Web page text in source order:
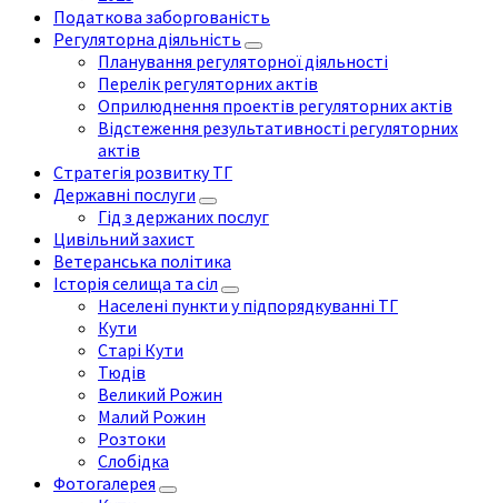
Податкова заборгованість
Регуляторна діяльність
Планування регуляторної діяльності
Перелік регуляторних актів
Оприлюднення проектів регуляторних актів
Відстеження результативності регуляторних
актів
Стратегія розвитку ТГ
Державні послуги
Гід з держаних послуг
Цивільний захист
Ветеранська політика
Історія селища та сіл
Населені пункти у підпорядкуванні ТГ
Кути
Старі Кути
Тюдів
Великий Рожин
Малий Рожин
Розтоки
Слобідка
Фотогалерея